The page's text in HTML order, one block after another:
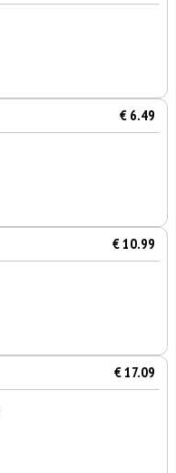
€ 6.49
€ 10.99
€ 17.09